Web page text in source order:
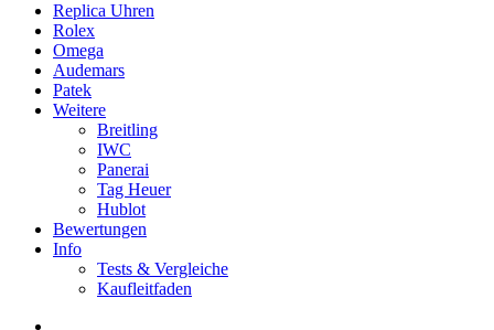
Replica Uhren
Rolex
Omega
Audemars
Patek
Weitere
Breitling
IWC
Panerai
Tag Heuer
Hublot
Bewertungen
Info
Tests & Vergleiche
Kaufleitfaden